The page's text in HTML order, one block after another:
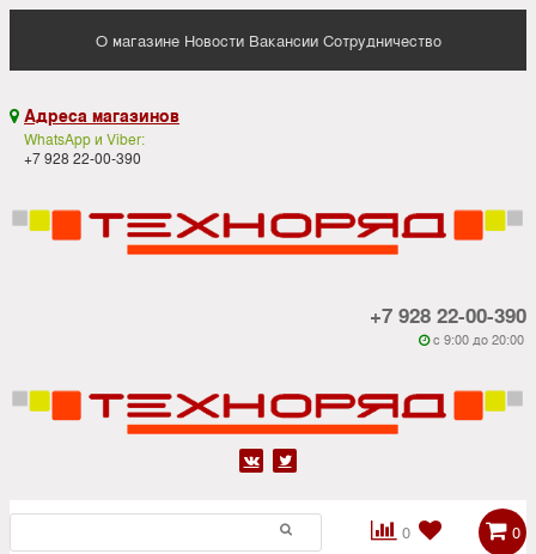
О магазине Новости Вакансии Сотрудничество
 Адреса магазинов
WhatsApp и Viber:
+7 928 22-00-390
+7 928 22-00-390
 c 9:00 до 20:00
 
0

 0